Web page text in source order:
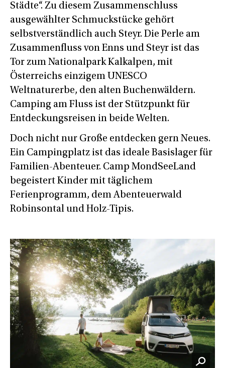
Städte“. Zu diesem Zusammenschluss
ausgewählter Schmuckstücke gehört
selbstverständlich auch Steyr. Die Perle am
Zusammenfluss von Enns und Steyr ist das
Tor zum Nationalpark Kalkalpen, mit
Österreichs einzigem UNESCO
Weltnaturerbe, den alten Buchenwäldern.
Camping am Fluss ist der Stützpunkt für
Entdeckungsreisen in beide Welten.
Doch nicht nur Große entdecken gern Neues.
Ein Campingplatz ist das ideale Basislager für
Familien-Abenteuer. Camp MondSeeLand
begeistert Kinder mit täglichem
Ferienprogramm, dem Abenteuerwald
Robinsontal und Holz-Tipis.